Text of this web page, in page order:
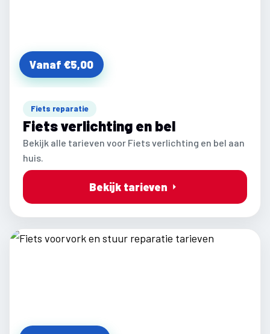
Vanaf €5,00
Fiets reparatie
Fiets verlichting en bel
Bekijk alle tarieven voor Fiets verlichting en bel aan
huis.
Bekijk tarieven